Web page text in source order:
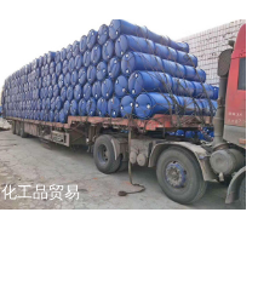
化工品贸易